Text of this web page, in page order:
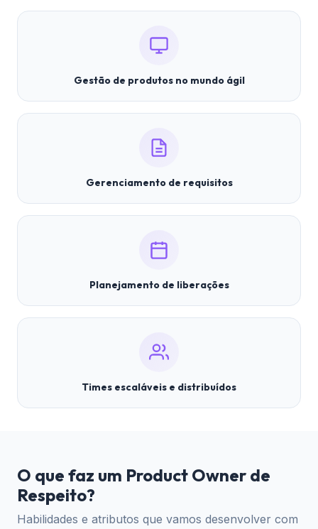
Gestão de produtos no mundo ágil
Gerenciamento de requisitos
Planejamento de liberações
Times escaláveis e distribuídos
O que faz um Product Owner de
Respeito?
Habilidades e atributos que vamos desenvolver com